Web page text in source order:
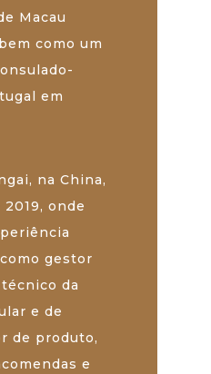
Macau
como um
em
na China,
onde
gestor
da
e de
de produto,
e